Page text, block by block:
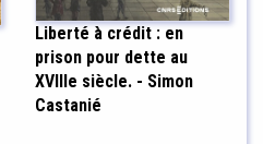
Liberté à crédit : en
prison pour dette au
XVIIIe siècle. - Simon
Castanié